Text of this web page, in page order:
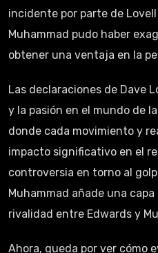
incidente por parte de
Muhammad pudo haber
obtener una ventaja en la
Las declaraciones de Dave
y la pasión en el mundo de
donde cada movimiento y
impacto significativo en el
controversia en torno al
Muhammad añade una
rivalidad entre Edwards y
Ahora, queda por ver cómo